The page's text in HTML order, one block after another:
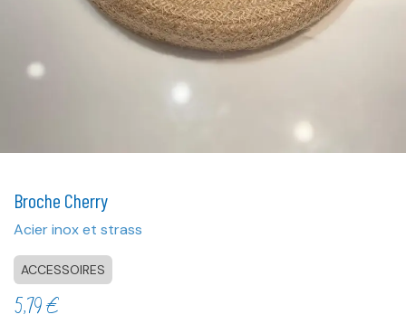
Broche Cherry
Acier inox et strass
ACCESSOIRES
5,79€